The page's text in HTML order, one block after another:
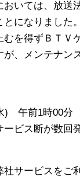
おいては、放送
になりました。
むを得ずＢＴＶ
が、メンテナン
) 午前1時00
ビス断が数回
社サービスをご